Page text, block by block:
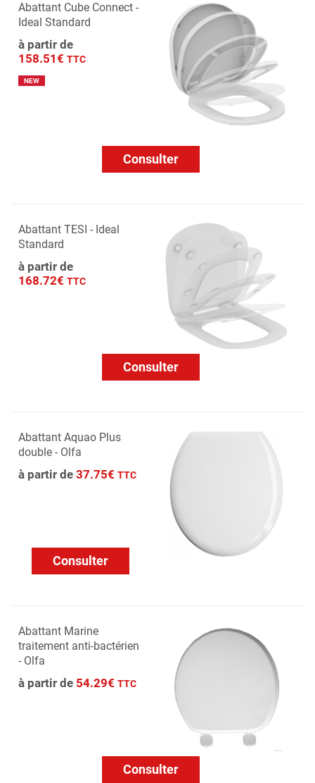
Abattant Cube Connect -
Ideal Standard
à partir de
158.51€ TTC
NEW
Consulter
Abattant TESI - Ideal
Standard
à partir de
168.72€ TTC
Consulter
Abattant Aquao Plus
double - Olfa
à partir de 37.75€ TTC
Consulter
Abattant Marine
traitement anti-bactérien
- Olfa
à partir de 54.29€ TTC
Consulter